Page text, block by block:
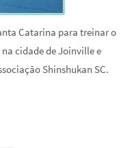
Catarina para treinar o
cidade de Joinville e
Shinshukan SC.